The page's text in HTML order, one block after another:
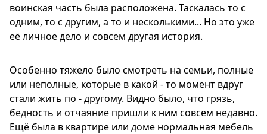
воинская часть была расположена. Таскалась то с
одним, то с другим, а то и несколькими... Но это уже
её личное дело и совсем другая история.
Особенно тяжело было смотреть на семьи, полные
или неполные, которые в какой - то момент вдруг
стали жить по - другому. Видно было, что грязь,
бедность и отчаяние пришли к ним совсем недавно.
Ещё была в квартире или доме нормальная мебель